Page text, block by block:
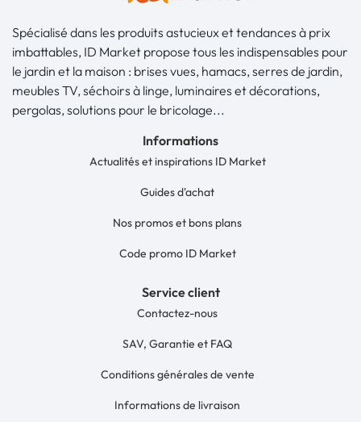
Spécialisé dans les produits astucieux et tendances à prix
imbattables, ID Market propose tous les indispensables pour
le jardin et la maison : brises vues, hamacs, serres de jardin,
meubles TV, séchoirs à linge, luminaires et décorations,
pergolas, solutions pour le bricolage...
Informations
Actualités et inspirations ID Market
Guides d'achat
Nos promos et bons plans
Code promo ID Market
Service client
Contactez-nous
SAV, Garantie et FAQ
Conditions générales de vente
Informations de livraison